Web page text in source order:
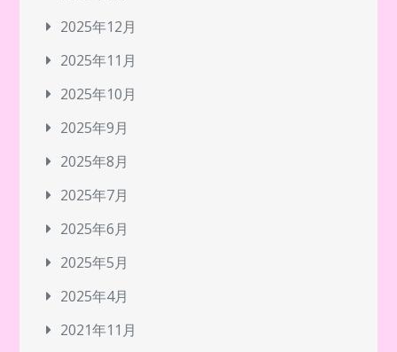
2025年12月
2025年11月
2025年10月
2025年9月
2025年8月
2025年7月
2025年6月
2025年5月
2025年4月
2021年11月